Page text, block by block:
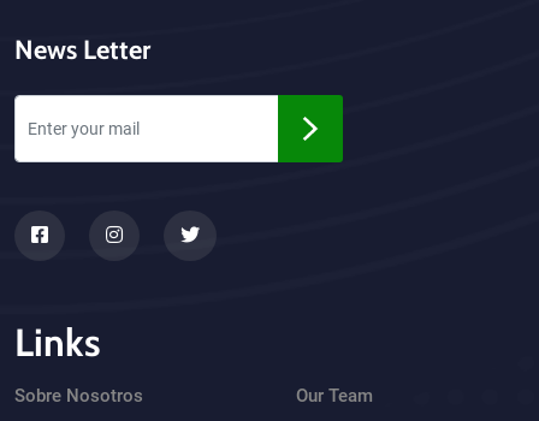
News Letter
Links
Sobre Nosotros
Our Team